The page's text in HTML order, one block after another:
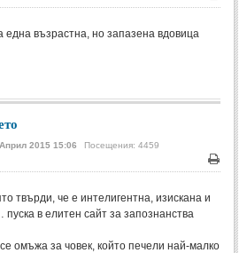
(6)
(2)
Печат
една възрастна, но запазена вдовица
2015 15:06 Посещения: 4459
Печат
твърди, че е интелигентна, изискана и
в елитен сайт за запознанства
омъжа за човек, който печели най-малко